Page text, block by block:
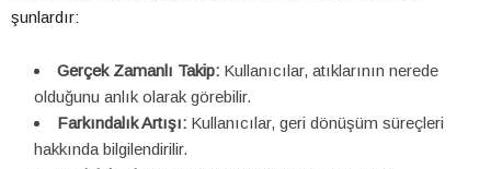
şunlardır:
Gerçek Zamanlı Takip: Kullanıcılar, atıklarının nerede
olduğunu anlık olarak görebilir.
Farkındalık Artışı: Kullanıcılar, geri dönüşüm süreçleri
hakkında bilgilendirilir.